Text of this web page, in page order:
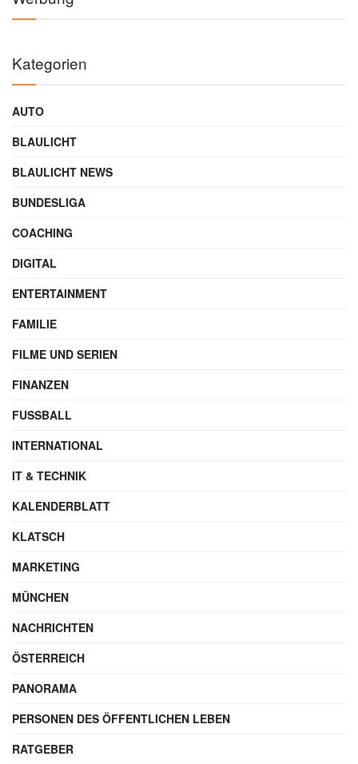
Kategorien
AUTO
BLAULICHT
BLAULICHT NEWS
BUNDESLIGA
COACHING
DIGITAL
ENTERTAINMENT
FAMILIE
FILME UND SERIEN
FINANZEN
FUSSBALL
INTERNATIONAL
IT & TECHNIK
KALENDERBLATT
KLATSCH
MARKETING
MÜNCHEN
NACHRICHTEN
ÖSTERREICH
PANORAMA
PERSONEN DES ÖFFENTLICHEN LEBEN
RATGEBER